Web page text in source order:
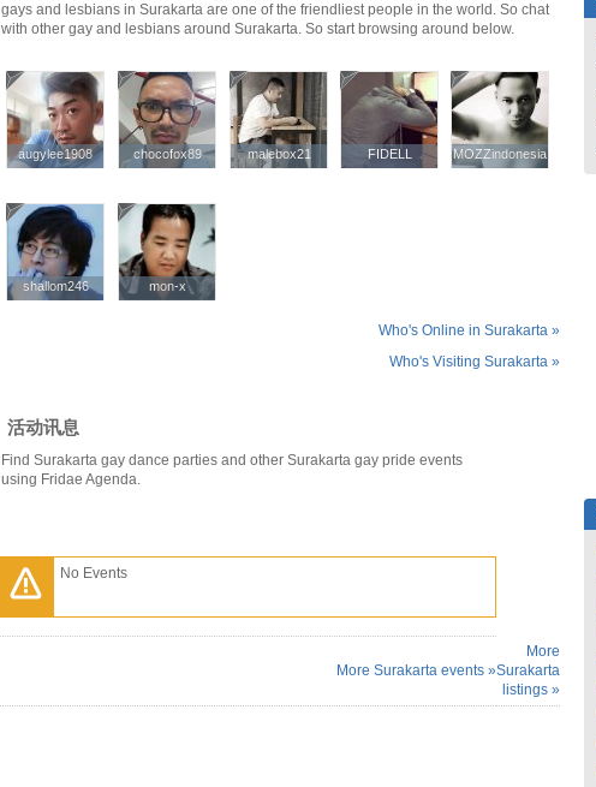
gays and lesbians in Surakarta are one of the friendliest people in the world. So chat
with other gay and lesbians around Surakarta. So start browsing around below.
augylee1908
augylee1908 chocofox89
chocofox89 malebox21
malebox21 FIDELL
FIDELL MOZZindonesia
MOZZindonesia
shallom246
shallom246 mon-x
mon-x
Who's Online in Surakarta »
Who's Visiting Surakarta »
活动讯息
Find Surakarta gay dance parties and other Surakarta gay pride events
using Fridae Agenda.
No Events
More Surakarta events »
More
Surakarta
listings »